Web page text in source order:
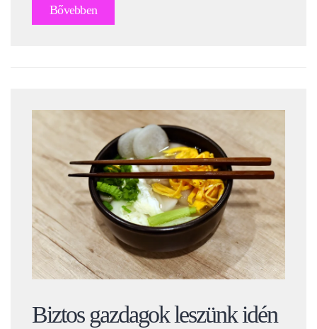
Bővebben
Biztos gazdagok leszünk idén